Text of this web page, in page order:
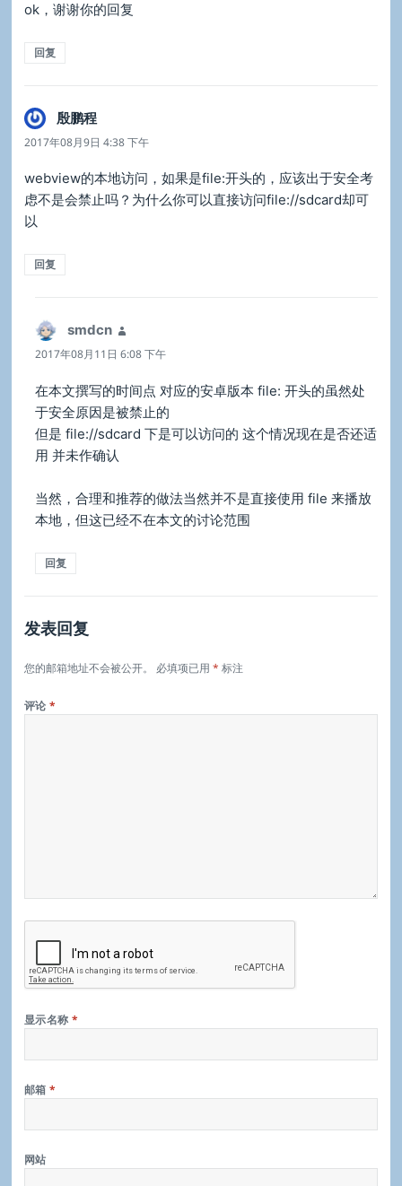
ok，谢谢你的回复
回复
殷鹏程说
道：
2017年08月9日 4:38 下午
webview的本地访问，如果是file:开头的，应该出于安全考
虑不是会禁止吗？为什么你可以直接访问file://sdcard却可
以
回复
smdcn
道：
2017年08月11日 6:08 下午
在本文撰写的时间点 对应的安卓版本 file: 开头的虽然处
于安全原因是被禁止的
但是 file://sdcard 下是可以访问的 这个情况现在是否还适
用 并未作确认
当然，合理和推荐的做法当然并不是直接使用 file 来播放
本地，但这已经不在本文的讨论范围
回复
发表回复
您的邮箱地址不会被公开。 必填项已用 * 标注
评论*
显示名称*
邮箱*
网站